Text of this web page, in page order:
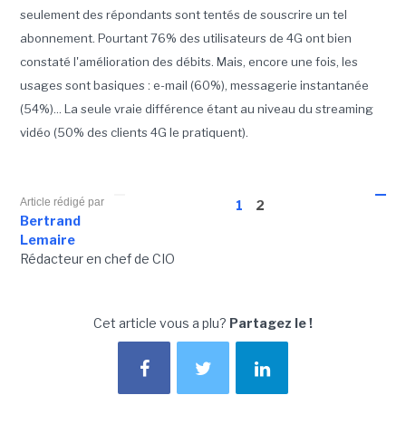
seulement des répondants sont tentés de souscrire un tel
abonnement. Pourtant 76% des utilisateurs de 4G ont bien
constaté l'amélioration des débits. Mais, encore une fois, les
usages sont basiques : e-mail (60%), messagerie instantanée
(54%)... La seule vraie différence étant au niveau du streaming
vidéo (50% des clients 4G le pratiquent).
1 2
Article rédigé par
Bertrand
Lemaire
Rédacteur en chef de CIO
Cet article vous a plu? Partagez le !